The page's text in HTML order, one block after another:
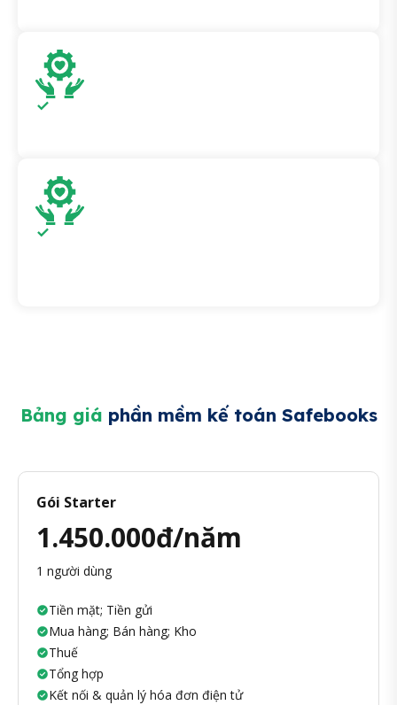
Bảng giá phần mềm kế toán Safebooks
Gói Starter
1.450.000đ/năm
1 người dùng
Tiền mặt; Tiền gửi
Mua hàng; Bán hàng; Kho
Thuế
Tổng hợp
Kết nối & quản lý hóa đơn điện tử